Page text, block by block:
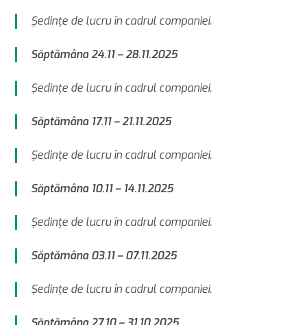
Şedinţe de lucru în cadrul companiei.
Săptămâna 24.11 – 28.11.2025
Şedinţe de lucru în cadrul companiei.
Săptămâna 17.11 – 21.11.2025
Şedinţe de lucru în cadrul companiei.
Săptămâna 10.11 – 14.11.2025
Şedinţe de lucru în cadrul companiei.
Săptămâna 03.11 – 07.11.2025
Şedinţe de lucru în cadrul companiei.